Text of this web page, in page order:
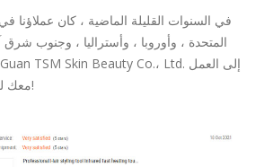
في السنوات القليلة الماضية ، كان عملاؤنا
المتحدة ، وأوروبا ، وأستراليا ، وجنوب شرق
معك لخلق مستقبل أفضل!